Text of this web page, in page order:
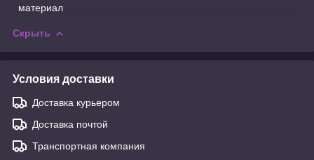
материал
Скрыть
Условия доставки
Доставка курьером
Доставка почтой
Транспортная компания